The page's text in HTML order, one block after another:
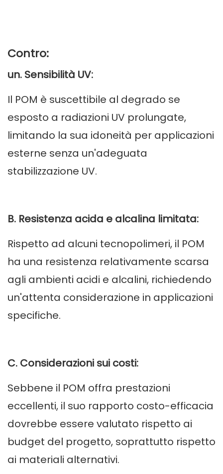
Contro:
un. Sensibilità UV:
Il POM è suscettibile al degrado se
esposto a radiazioni UV prolungate,
limitando la sua idoneità per applicazioni
esterne senza un'adeguata
stabilizzazione UV.
B. Resistenza acida e alcalina limitata:
Rispetto ad alcuni tecnopolimeri, il POM
ha una resistenza relativamente scarsa
agli ambienti acidi e alcalini, richiedendo
un'attenta considerazione in applicazioni
specifiche.
C. Considerazioni sui costi:
Sebbene il POM offra prestazioni
eccellenti, il suo rapporto costo-efficacia
dovrebbe essere valutato rispetto ai
budget del progetto, soprattutto rispetto
ai materiali alternativi.